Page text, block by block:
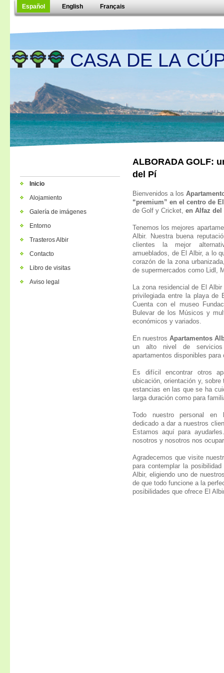
Español English Français
CASA DE LA
Inicio
Alojamiento
Galería de imágenes
Entorno
Trasteros Albir
Contacto
Libro de visitas
Aviso legal
ALBORADA GOLF:
del Pí
Bienvenidos a los
“premium” en el centro de
de Golf y Cricket, en Alfaz
Tenemos los mejores
Albir.
Nuestra buena
clientes la mejor
amueblados, de El Albir, a lo
corazón de la zona
de supermercados como Lidl,
La zona residencial de El
privilegiada entre la playa de
Cuenta con el museo
Bulevar de los Músicos y
económicos y variados.
En nuestrosApartamentos
un alto nivel de
apartamentos disponibles
Es difícil encontrar otros
ubicación, orientación y,
estancias en las que se ha
larga duración como para
Todo nuestro personal
dedicado a dar a nuestros
Estamos aquí para
nosotros y nosotros nos
Agradecemos que visite
para contemplar la
Albir, eligiendo uno de
de que todo funcione a la
posibilidades que ofrece El